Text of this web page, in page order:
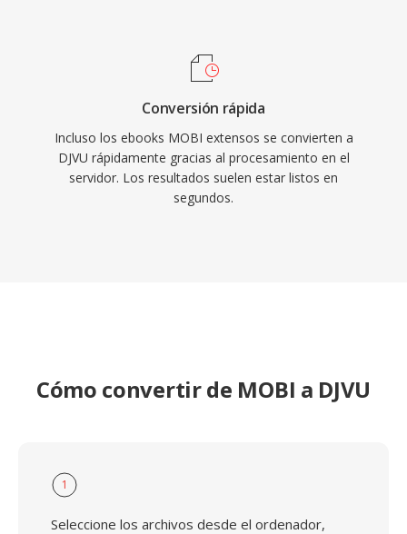
Conversión rápida
Incluso los ebooks MOBI extensos se convierten a
DJVU rápidamente gracias al procesamiento en el
servidor. Los resultados suelen estar listos en
segundos.
Cómo convertir de MOBI a DJVU
1
Seleccione los archivos desde el ordenador,